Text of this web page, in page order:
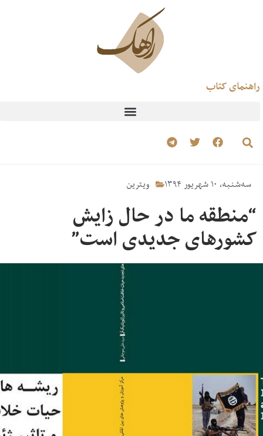
راهنمای کتاب
سه‌شنبه، ۱۰ شهریور ۱۳۹۴ ویترین
“منطقه ما در حال زایش
کشورهای جدیدی است”